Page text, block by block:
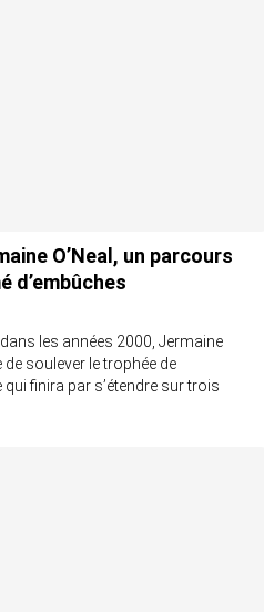
O’Neal, un parcours
d’embûches
les années 2000, Jermaine
de soulever le trophée de
finira par s’étendre sur trois